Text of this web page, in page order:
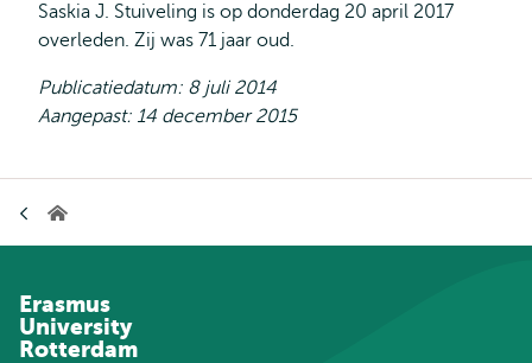
Saskia J. Stuiveling is op donderdag 20 april 2017
overleden. Zij was 71 jaar oud.
Publicatiedatum: 8 juli 2014
Aangepast: 14 december 2015
Home
Erasmus
University
Rotterdam